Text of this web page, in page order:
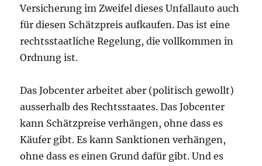
Versicherung im Zweifel dieses Unfallauto auch
für diesen Schätzpreis aufkaufen. Das ist eine
rechtsstaatliche Regelung, die vollkommen in
Ordnung ist.
Das Jobcenter arbeitet aber (politisch gewollt)
ausserhalb des Rechtsstaates. Das Jobcenter
kann Schätzpreise verhängen, ohne dass es
Käufer gibt. Es kann Sanktionen verhängen,
ohne dass es einen Grund dafür gibt. Und es